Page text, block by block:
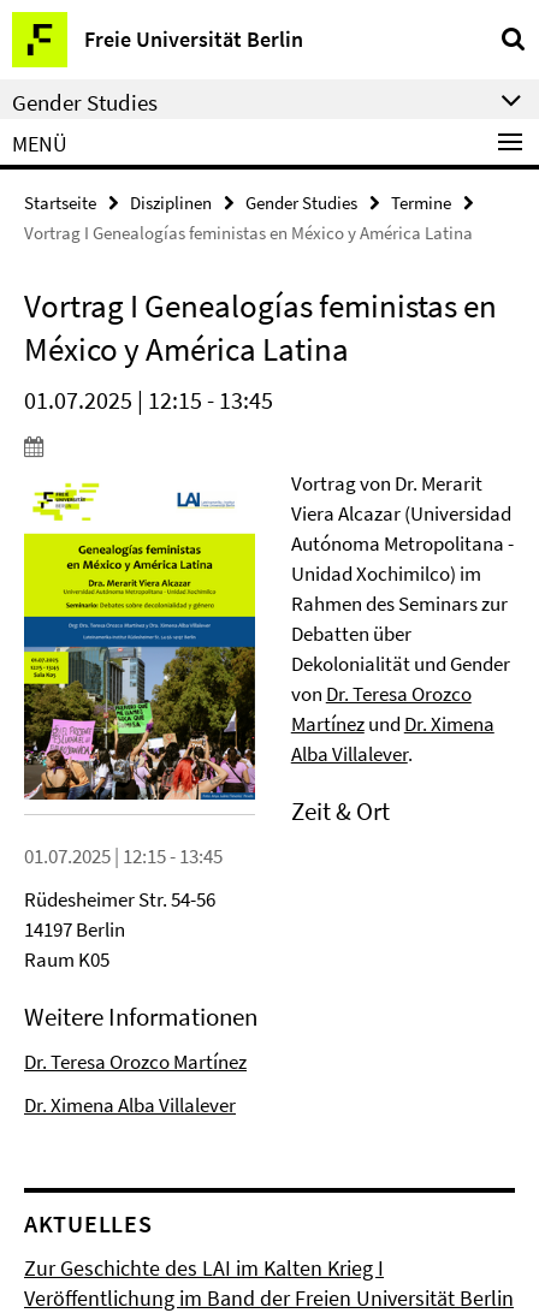
Springe
direkt
zu
Inhalt
Freie Universität Berlin
Service-
Navigation
Gender Studies
MENÜ
Startseite Disziplinen Gender Studies
Termine
Vortrag I Genealogías feministas en México y América Latina
Vortrag I Genealogías feministas en
México y América Latina
01.07.2025 | 12:15 - 13:45
Vortrag von Dr. Merarit
Viera Alcazar (Universidad
Autónoma Metropolitana -
Unidad Xochimilco) im
Rahmen des Seminars zur
Debatten über
Dekolonialität und Gender
von Dr. Teresa Orozco
Martínezund Dr. Ximena
Alba Villalever.
Zeit & Ort
01.07.2025 | 12:15 - 13:45
Rüdesheimer Str. 54-56
14197 Berlin
Raum K05
Weitere Informationen
Dr. Teresa Orozco Martínez
Dr. Ximena Alba Villalever
AKTUELLES
Zur Geschichte des LAI im Kalten Krieg I
Veröffentlichung im Band der Freien Universität Berlin